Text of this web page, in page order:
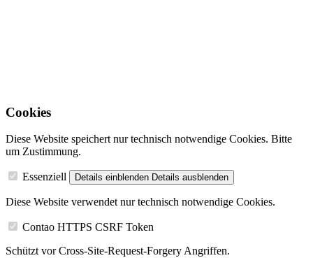
Cookies
Diese Website speichert nur technisch notwendige Cookies. Bitte
um Zustimmung.
Essenziell Details einblenden Details ausblenden
Diese Website verwendet nur technisch notwendige Cookies.
Contao HTTPS CSRF Token
Schützt vor Cross-Site-Request-Forgery Angriffen.